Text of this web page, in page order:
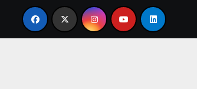
El primer tour de la India Chiquitina